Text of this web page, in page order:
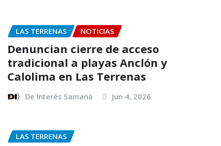
LAS TERRENAS NOTICIAS
Denuncian cierre de acceso
tradicional a playas Anclón y
Calolima en Las Terrenas
De Interés Samaná Jun 4, 2026
LAS TERRENAS